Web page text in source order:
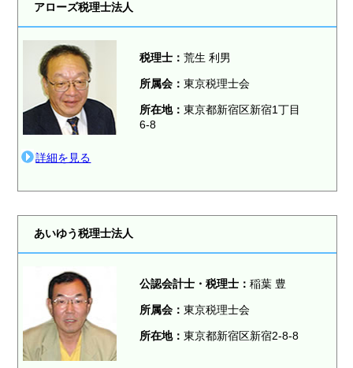
アローズ税理士法人
詳細を見る
税理士：荒生 利男
所属会：東京税理士会
所在地：東京都新宿区新宿1丁目
6-8
あいゆう税理士法人
公認会計士・税理士：稲葉 豊
所属会：東京税理士会
所在地：東京都新宿区新宿2-8-8